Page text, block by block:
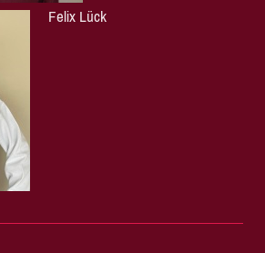
Felix Lück